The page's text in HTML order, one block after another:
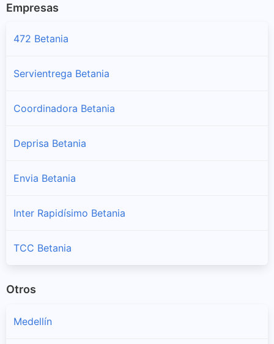
Empresas
472 Betania
Servientrega Betania
Coordinadora Betania
Deprisa Betania
Envia Betania
Inter Rapidísimo Betania
TCC Betania
Otros
Medellín